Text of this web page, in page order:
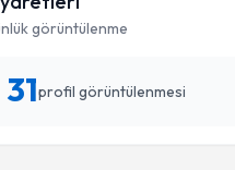
görüntülenme
31profil görüntülenmesi